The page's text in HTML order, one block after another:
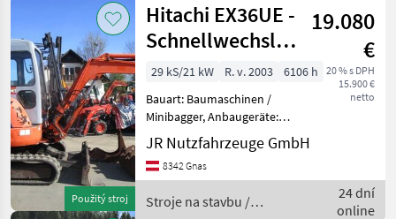
Kategória 4 Krajina Filtre
AKTUÁLNA
CESTA
stavebná
technika
Stroje
Na
Stavbu
Resetovať
Zobraziť
výsledkov
Použitý stroj
Hitachi EX36UE -
Schnellwechsler
+ 3 Löffel
19.080
€
20 % s DPH
15.900 €
netto
29 kS/21 kW R. v. 2003
6106 h
Bauart: Baumaschinen /
Minibagger, Anbaugeräte:
Schnellwechsler, Löffel,
Sonderausstattung: 3.
Ventil, Arbeitsscheinwerfer
vorn, Heizung
JR Nutzfahrzeuge GmbH
8342 Gnas
Stroje na stavbu /
24 dní
online